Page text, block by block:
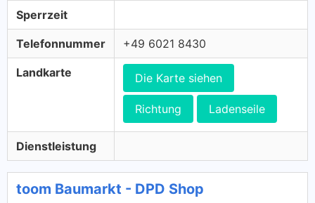
Sperrzeit
Telefonnummer +49 6021 8430
Landkarte Die Karte siehen
Richtung Ladenseile
Dienstleistung
toom Baumarkt - DPD Shop